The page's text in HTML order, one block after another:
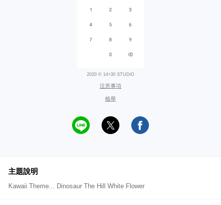
2020 © 14+30 STUDiO
注意事項
檢舉
主題說明
Kawaii Theme... Dinosaur The Hill White Flower